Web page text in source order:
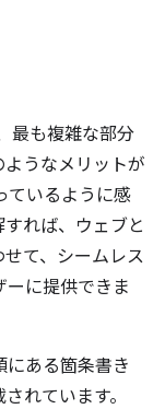
最も複雑な部分
うなメリットが
ているように感
れば、ウェブと
て、シームレス
ーに提供できま
にある箇条書き
れています。